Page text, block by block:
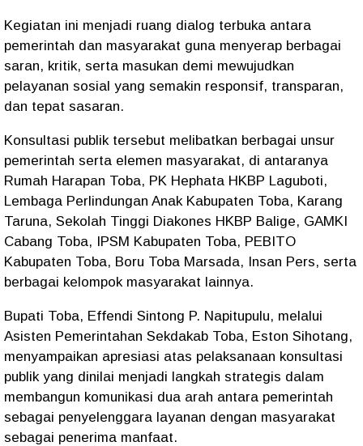
Kegiatan ini menjadi ruang dialog terbuka antara
pemerintah dan masyarakat guna menyerap berbagai
saran, kritik, serta masukan demi mewujudkan
pelayanan sosial yang semakin responsif, transparan,
dan tepat sasaran.
Konsultasi publik tersebut melibatkan berbagai unsur
pemerintah serta elemen masyarakat, di antaranya
Rumah Harapan Toba, PK Hephata HKBP Laguboti,
Lembaga Perlindungan Anak Kabupaten Toba, Karang
Taruna, Sekolah Tinggi Diakones HKBP Balige, GAMKI
Cabang Toba, IPSM Kabupaten Toba, PEBITO
Kabupaten Toba, Boru Toba Marsada, Insan Pers, serta
berbagai kelompok masyarakat lainnya.
Bupati Toba, Effendi Sintong P. Napitupulu, melalui
Asisten Pemerintahan Sekdakab Toba, Eston Sihotang,
menyampaikan apresiasi atas pelaksanaan konsultasi
publik yang dinilai menjadi langkah strategis dalam
membangun komunikasi dua arah antara pemerintah
sebagai penyelenggara layanan dengan masyarakat
sebagai penerima manfaat.